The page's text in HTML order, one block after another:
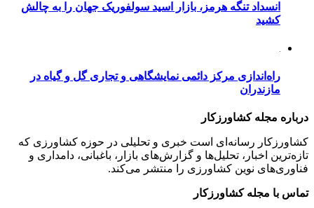
انسداد تنگه هرمز، بازار اسید سولفوریک جهان را به چالش
کشید
راه‌اندازی مرکز دائمی نمایشگاهی و تجاری گل و گیاه در
مازندران
درباره مجله کشاورزکار
کشاورزکار رسانه‌ای است خبری و تحلیلی در حوزه کشاورزی که
تازه‌ترین اخبار، تحلیل‌ها و گزارش‌های بازار، باغبانی، دامداری و
فناوری‌های نوین کشاورزی را منتشر می‌کند.
تماس با مجله کشاورزکار